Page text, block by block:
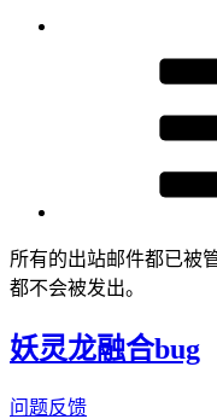
所有的出站邮件都已被
都不会被发出。
妖灵龙融合bug
问题反馈